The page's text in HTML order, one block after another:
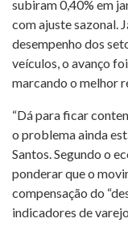
subiram 0,40% em
com ajuste sazonal.
desempenho dos
veículos, o avanço
marcando o melhor
“Dá para ficar
o problema ainda
Santos. Segundo o
ponderar que o
compensação do
indicadores de